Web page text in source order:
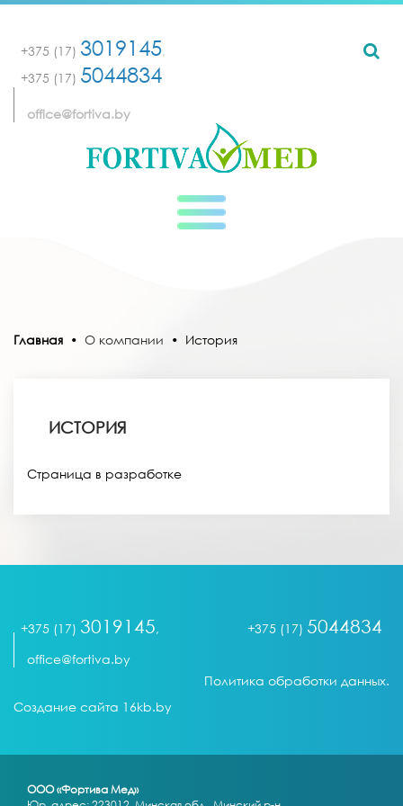
+375 (17) 3019145,
+375 (17) 5044834
office@fortiva.by
Главная • О компании • История
ИСТОРИЯ
Страница в разработке
+375 (17) 3019145, +375 (17) 5044834
office@fortiva.by
Политика обработки данных.
Создание сайта 16kb.by
ООО «Фортива Мед»